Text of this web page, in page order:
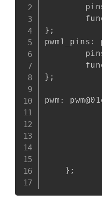
};
pwm1_pins:
};
pwm:
    };